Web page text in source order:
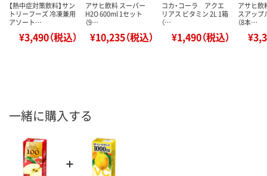
【熱中症対策飲料】サン
トリーフーズ 冷凍兼用
アソート…
¥3,490（税込）
アサヒ飲料 スーパー
H2O 600ml 1セット
（9…
¥10,235（税込）
コカ・コーラ アクエ
リアス ビタミン 2L 1箱
（…
¥1,490（税込）
アサヒ
スアッ
（8本…
一緒に購入する